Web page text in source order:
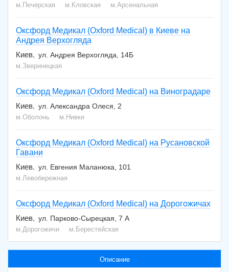
м.Печерская м.Кловская м.Арсенальная
Оксфорд Медикал (Oxford Medical) в Киеве на
Андрея Верхогляда
Киев
ул. Андрея Верхогляда, 14Б
м.Зверинецкая
Оксфорд Медикал (Oxford Medical) на Виноградаре
Киев
ул. Александра Олеся, 2
м.Оболонь м.Нивки
Оксфорд Медикал (Oxford Medical) на Русановской
Гавани
Киев
ул. Евгения Маланюка, 101
м.Левобережная
Оксфорд Медикал (Oxford Medical) на Дорогожичах
Киев
ул. Парково-Сырецкая, 7 А
м.Дорогожичи м.Берестейская
Описание